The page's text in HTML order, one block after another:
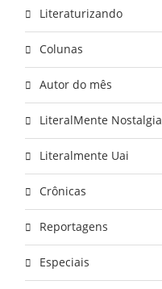
Literaturizando
Colunas
Autor do mês
LiteralMente Nostalgia
Literalmente Uai
Crônicas
Reportagens
Especiais